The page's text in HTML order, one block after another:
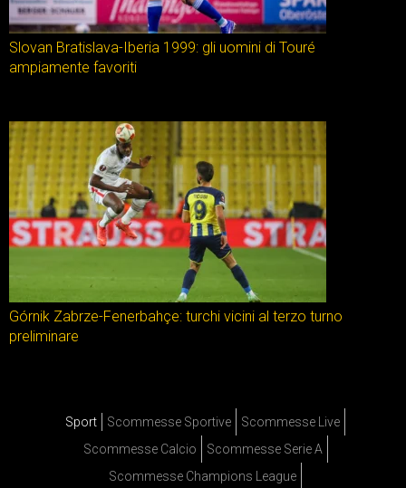
Slovan Bratislava-Iberia 1999: gli uomini di Touré
ampiamente favoriti
Górnik Zabrze-Fenerbahçe: turchi vicini al terzo turno
preliminare
Sport Scommesse Sportive
Scommesse Live
Scommesse Calcio
Scommesse Serie A
Scommesse Champions League